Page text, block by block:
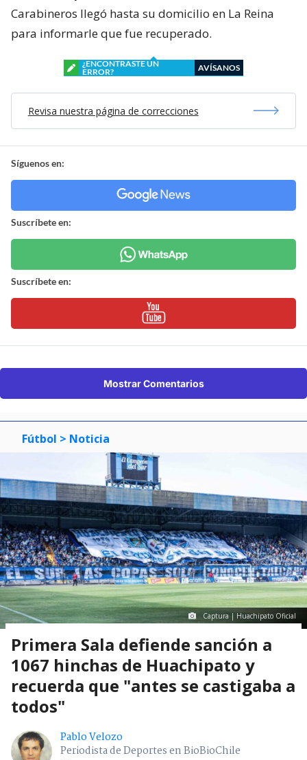
Carabineros llegó hasta su domicilio en La Reina
para informarle que fue recuperado.
¿ENCONTRASTE UN
ERROR?
AVÍSANOS
Revisa nuestra página de correcciones
Síguenos en:
Suscríbete en:
Suscríbete en:
Mostrar Comentarios
Fútbol > Noticia
Captura | Huachipato Oficial
Primera Sala defiende sanción a
1067 hinchas de Huachipato y
recuerda que "antes se castigaba a
todos"
Pablo Velozo
Periodista de Deportes en BioBioChile